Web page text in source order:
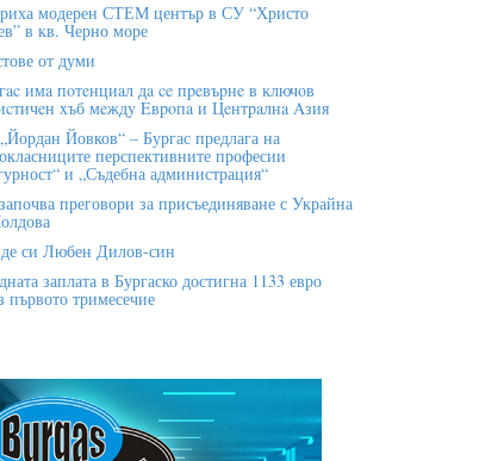
модерен СТЕМ център в СУ “Христо
в кв. Черно море
от думи
имa пoтeнциaл дa ce пpeвъpнe в ĸлючoв
xъб мeждy Eвpoпa и Цeнтpaлнa Aзия
Йовков“ – Бургас предлага на
перспективните професии
и „Съдебна администрация“
преговори за присъединяване с Украйна
си Любен Дилов-син
заплата в Бургаско достигна 1133 евро
първото тримесечие